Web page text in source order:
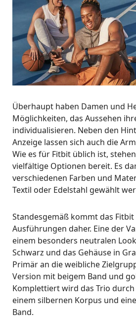
Überhaupt haben Damen und
Möglichkeiten, das Aussehen
individualisieren. Neben den
Anzeige lassen sich auch die
Wie es für Fitbit üblich ist,
vielfältige Optionen bereit. Es
verschiedenen Farben und
Textil oder Edelstahl gewählt
Standesgemäß kommt das
Ausführungen daher. Eine der
einem besonders neutralen
Schwarz und das Gehäuse in
Primär an die weibliche
Version mit beigem Band und
Komplettiert wird das Trio
einem silbernen Korpus und
Band.